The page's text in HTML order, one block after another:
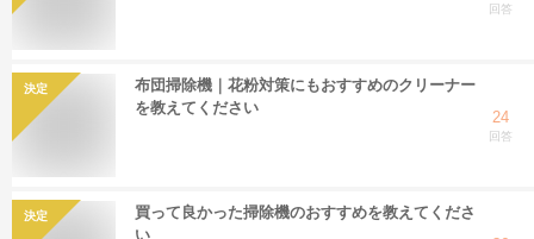
回答
決定
布団掃除機｜花粉対策にもおすすめのクリーナー
を教えてください
24
回答
決定
買って良かった掃除機のおすすめを教えてくださ
い